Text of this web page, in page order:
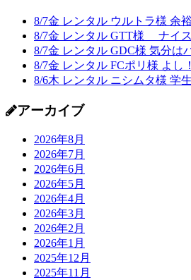
8/7金 レンタル ウルトラ様 余
8/7金 レンタル GTT様 ナイス
8/7金 レンタル GDC様 気分は
8/7金 レンタル FCポリ様 よし
8/6木 レンタル ニシムタ様 学
アーカイブ
2026年8月
2026年7月
2026年6月
2026年5月
2026年4月
2026年3月
2026年2月
2026年1月
2025年12月
2025年11月